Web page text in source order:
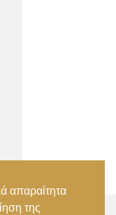
απαραίτητα
της